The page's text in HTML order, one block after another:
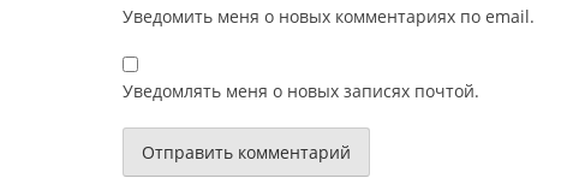
Уведомить меня о новых комментариях по email.
Уведомлять меня о новых записях почтой.